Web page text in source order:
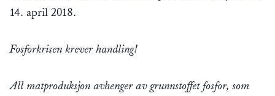
14. april 2018.
Fosforkrisen krever handling!
All matproduksjon avhenger av grunnstoffet fosfor, som